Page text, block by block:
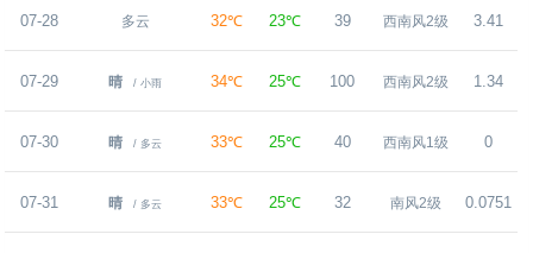
07-28 多云 32℃ 23℃ 39 西南风2级 3.41
07-29 晴 / 小雨 34℃ 25℃ 100 西南风2级 1.34
07-30 晴 / 多云 33℃ 25℃ 40 西南风1级 0
07-31 晴 / 多云 33℃ 25℃ 32 南风2级 0.0751